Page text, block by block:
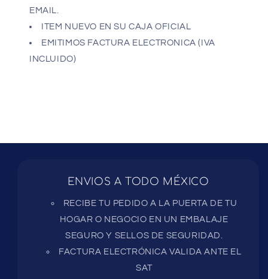
EMAIL.
ITEM NUEVO EN SU CAJA OFICIAL
EMITIMOS FACTURA ELECTRONICA (IVA
INCLUIDO)
ENVIOS A TODO MÉXICO
RECIBE TU PEDIDO A LA PUERTA DE TU
HOGAR O NEGOCIO EN UN EMBALAJE
SEGURO Y SELLOS DE SEGURIDAD.
FACTURA ELECTRÓNICA VALIDA ANTE EL
SAT